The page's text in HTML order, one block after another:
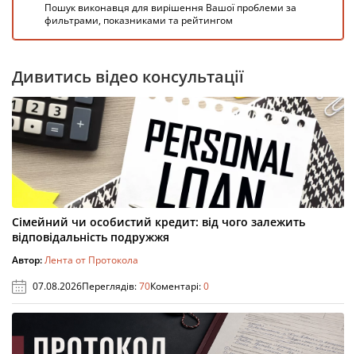
Пошук виконавця для вирішення Вашої проблеми за
фильтрами, показниками та рейтингом
Дивитись відео консультації
Сімейний чи особистий кредит: від чого залежить
відповідальність подружжя
Автор:Лента от Протокола
07.08.2026Переглядів:70Коментарі:0